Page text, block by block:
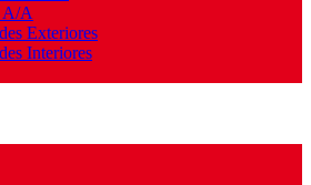
A/A
Exteriores
Interiores